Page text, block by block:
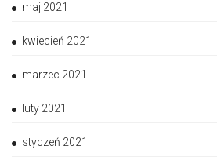
maj 2021
kwiecień 2021
marzec 2021
luty 2021
styczeń 2021